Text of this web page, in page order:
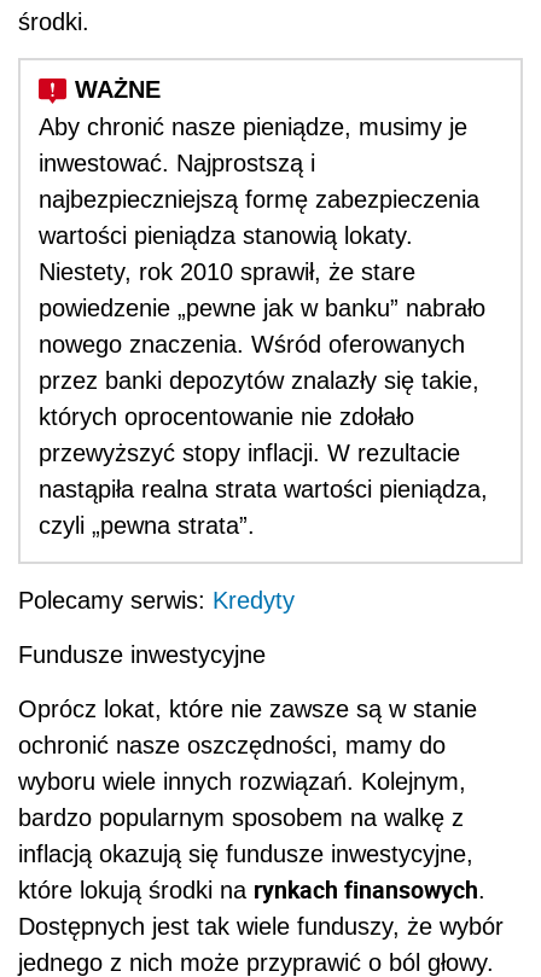
środki.
Aby chronić nasze pieniądze, musimy je
inwestować. Najprostszą i
najbezpieczniejszą formę zabezpieczenia
wartości pieniądza stanowią lokaty.
Niestety, rok 2010 sprawił, że stare
powiedzenie „pewne jak w banku” nabrało
nowego znaczenia. Wśród oferowanych
przez banki depozytów znalazły się takie,
których oprocentowanie nie zdołało
przewyższyć stopy inflacji. W rezultacie
nastąpiła realna strata wartości pieniądza,
czyli „pewna strata”.
Polecamy serwis: Kredyty
Fundusze inwestycyjne
Oprócz lokat, które nie zawsze są w stanie
ochronić nasze oszczędności, mamy do
wyboru wiele innych rozwiązań. Kolejnym,
bardzo popularnym sposobem na walkę z
inflacją okazują się fundusze inwestycyjne,
które lokują środki na rynkach finansowych.
Dostępnych jest tak wiele funduszy, że wybór
jednego z nich może przyprawić o ból głowy.